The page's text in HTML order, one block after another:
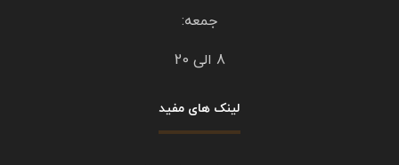
دیدگاهتان را بنویسید
وارد بشوید